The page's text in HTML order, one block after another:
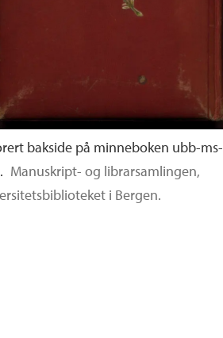
bakside på minneboken ubb-ms-
Manuskript- og librarsamlingen,
i Bergen.